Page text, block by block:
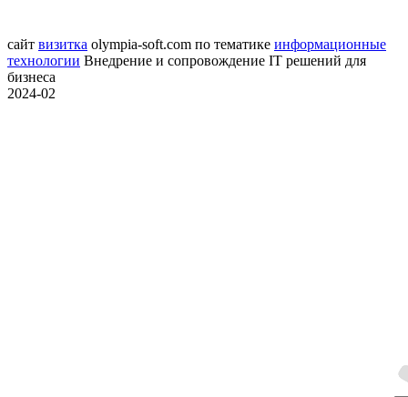
сайт визитка olympia-soft.com по тематике информационные
технологии Внедрение и сопровождение IT решений для
бизнеса
2024-02